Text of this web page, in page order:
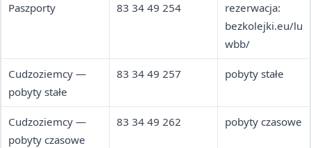
Paszporty 83 34 49 254
rezerwacja:
bezkolejki.eu/lu
wbb/
Cudzoziemcy —
pobyty stałe
83 34 49 257 pobyty stałe
Cudzoziemcy —
pobyty czasowe
83 34 49 262 pobyty czasowe